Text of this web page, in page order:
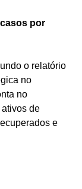
por
o relatório
no
no
de
e